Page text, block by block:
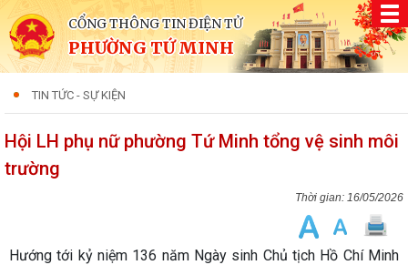
CỔNG THÔNG TIN ĐIỆN TỬ
PHƯỜNG TỨ MINH
TIN TỨC - SỰ KIỆN
Hội LH phụ nữ phường Tứ Minh tổng vệ sinh môi
trường
16/05/2026
​Hướng tới kỷ niệm 136 năm Ngày sinh Chủ tịch Hồ Chí Minh